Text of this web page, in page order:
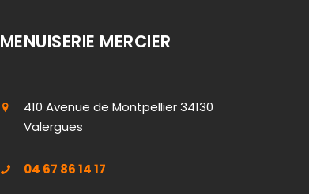
MENUISERIE MERCIER
410 Avenue de Montpellier 34130
Valergues
04 67 86 14 17